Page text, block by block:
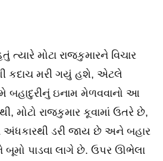
ત્યારે મોટા રાજકુમારને વિચાર
કદાચ મરી ગયું હશે, એટલે
બહાદુરીનું ઇનામ મેળવવાનો આ
મોટો રાજકુમાર કૂવામાં ઉતરે છે,
ડરી જાય છે અને બહાર
બૂમો પાડવા લાગે છે. ઉપર ઊભેલા